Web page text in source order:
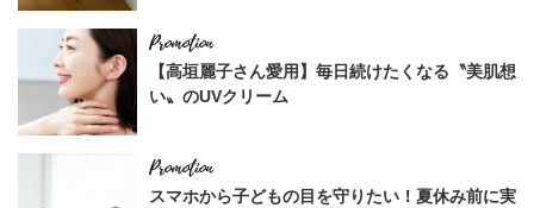
【高垣麗子さん愛用】毎日続けたくなる〝美肌想
い〟のUVクリーム
スマホから子どもの目を守りたい！夏休み前に実